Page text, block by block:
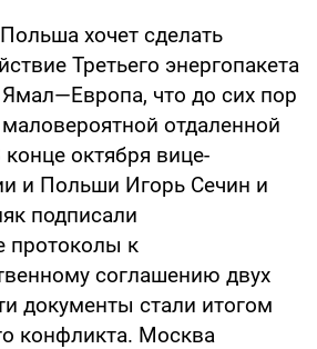
хочет сделать
Третьего энергопакета
что до сих пор
отдаленной
октября вице-
и Польши Игорь Сечин и
подписали
протоколы к
соглашению двух
документы стали итогом
конфликта. Москва